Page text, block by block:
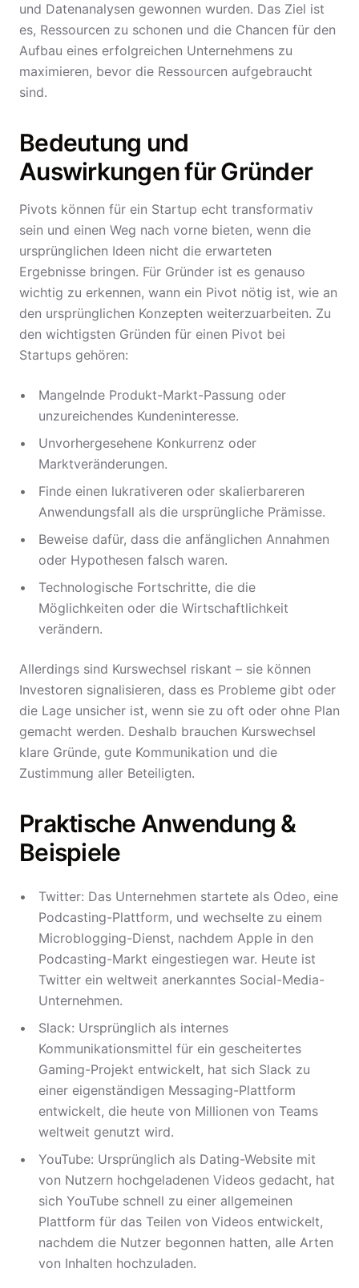
und Datenanalysen gewonnen wurden. Das Ziel ist
es, Ressourcen zu schonen und die Chancen für den
Aufbau eines erfolgreichen Unternehmens zu
maximieren, bevor die Ressourcen aufgebraucht
sind.
Bedeutung und
Auswirkungen für Gründer
Pivots können für ein Startup echt transformativ
sein und einen Weg nach vorne bieten, wenn die
ursprünglichen Ideen nicht die erwarteten
Ergebnisse bringen. Für Gründer ist es genauso
wichtig zu erkennen, wann ein Pivot nötig ist, wie an
den ursprünglichen Konzepten weiterzuarbeiten. Zu
den wichtigsten Gründen für einen Pivot bei
Startups gehören:
Mangelnde Produkt-Markt-Passung oder
unzureichendes Kundeninteresse.
Unvorhergesehene Konkurrenz oder
Marktveränderungen.
Finde einen lukrativeren oder skalierbareren
Anwendungsfall als die ursprüngliche Prämisse.
Beweise dafür, dass die anfänglichen Annahmen
oder Hypothesen falsch waren.
Technologische Fortschritte, die die
Möglichkeiten oder die Wirtschaftlichkeit
verändern.
Allerdings sind Kurswechsel riskant – sie können
Investoren signalisieren, dass es Probleme gibt oder
die Lage unsicher ist, wenn sie zu oft oder ohne Plan
gemacht werden. Deshalb brauchen Kurswechsel
klare Gründe, gute Kommunikation und die
Zustimmung aller Beteiligten.
Praktische Anwendung &
Beispiele
Twitter: Das Unternehmen startete als Odeo, eine
Podcasting-Plattform, und wechselte zu einem
Microblogging-Dienst, nachdem Apple in den
Podcasting-Markt eingestiegen war. Heute ist
Twitter ein weltweit anerkanntes Social-Media-
Unternehmen.
Slack: Ursprünglich als internes
Kommunikationsmittel für ein gescheitertes
Gaming-Projekt entwickelt, hat sich Slack zu
einer eigenständigen Messaging-Plattform
entwickelt, die heute von Millionen von Teams
weltweit genutzt wird.
YouTube: Ursprünglich als Dating-Website mit
von Nutzern hochgeladenen Videos gedacht, hat
sich YouTube schnell zu einer allgemeinen
Plattform für das Teilen von Videos entwickelt,
nachdem die Nutzer begonnen hatten, alle Arten
von Inhalten hochzuladen.